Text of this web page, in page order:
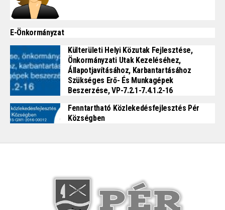
E-Önkormányzat
Külterületi Helyi Közutak Fejlesztése,
Önkormányzati Utak Kezeléséhez,
Állapotjavításához, Karbantartásához
Szükséges Erő- És Munkagépek
Beszerzése, VP-7.2.1-7.4.1.2-16
Fenntartható Közlekedésfejlesztés Pér
Községben